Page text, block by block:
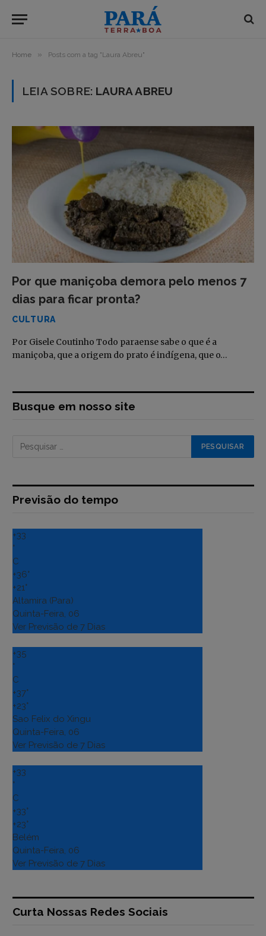
Home » Posts com a tag "Laura Abreu"
LEIA SOBRE: LAURA ABREU
Por que maniçoba demora pelo menos 7
dias para ficar pronta?
CULTURA
Por Gisele Coutinho Todo paraense sabe o que é a
maniçoba, que a origem do prato é indígena, que o…
Busque em nosso site
Previsão do tempo
+33
°
C
+36°
+21°
Altamira (Para)
Quinta-Feira, 06
Ver Previsão de 7 Dias
+35
°
C
+37°
+23°
Sao Felix do Xingu
Quinta-Feira, 06
Ver Previsão de 7 Dias
+33
°
C
+33°
+23°
Belém
Quinta-Feira, 06
Ver Previsão de 7 Dias
Curta Nossas Redes Sociais